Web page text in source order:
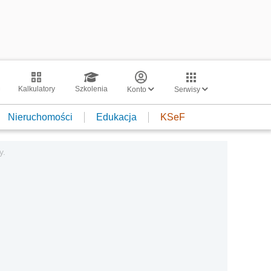
Kalkulatory Szkolenia Konto Serwisy
Nieruchomości Edukacja KSeF